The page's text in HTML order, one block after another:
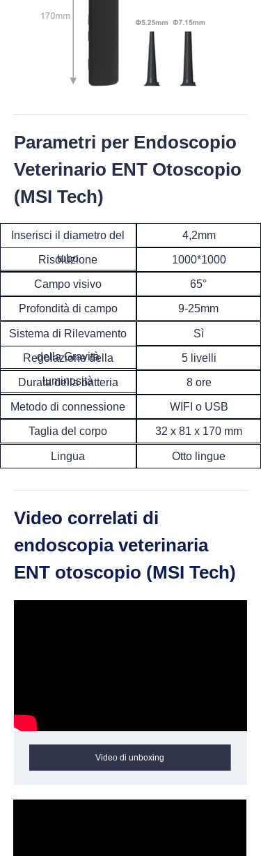
Inserisci il diametro del
tubo
Sistema di Rilevamento
della Gravità
Risoluzione
Campo visivo
Profondità di campo
4,2mm
Sì
1000*1000
65°
9-25mm
Regolazione della
luminosità
Durata della batteria
Metodo di connessione
Taglia del corpo
Lingua
5 livelli
8 ore
WIFI o USB
32 x 81 x 170 mm
Otto lingue
Parametri per Endoscopio
Veterinario ENT Otoscopio
(MSI Tech)
Video di unboxing
Video correlati di
endoscopia veterinaria
ENT otoscopio (MSI Tech)